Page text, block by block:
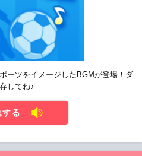
ーツをイメージしたBGMが登場！ダ
してね♪